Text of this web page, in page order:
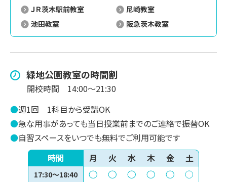
ＪＲ茨木駅前教室
尼崎教室
池田教室
阪急茨木教室
緑地公園教室の時間割
開校時間
14:00～21:30
●週1回
1科目から受講OK
●急な用事があっても当日授業前までのご連絡で振替OK
●自習スペースをいつでも無料でご利用可能です
時間
月 火 水 木 金 土
17:30〜18:40